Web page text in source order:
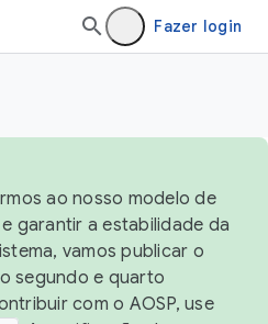
Fazer login
ao nosso modelo de
garantir a estabilidade da
vamos publicar o
segundo e quarto
com o AOSP, use